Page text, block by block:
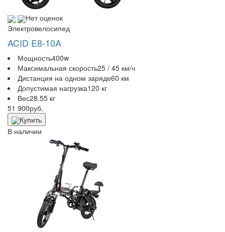
Нет оценок
Электровелосипед
ACID E8-10A
Мощность400w
Максимальная скорость25 / 45 км/ч
Дистанция на одном заряде60 км
Допустимая нагрузка120 кг
Вес28.55 кг
51 900руб.
Купить
В наличии